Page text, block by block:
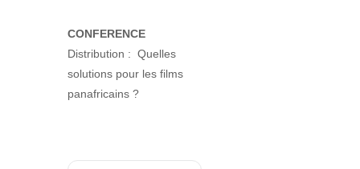
CONFERENCE
Distribution : Quelles
solutions pour les films
panafricains ?